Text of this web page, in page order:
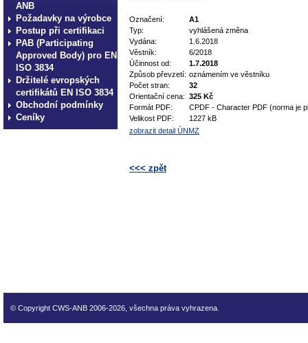
ANB
Požadavky na výrobce
Postup při certifikaci
PAB (Participating
Approved Body) pro EN
ISO 3834
Držitelé evropských
certifikátů EN ISO 3834
Obchodní podmínky
Ceníky
Označení:
A1
Typ:
vyhlášená změna
Vydána:
1.6.2018
Věstník:
6/2018
Účinnost od:
1.7.2018
Způsob převzetí: oznámením ve věstníku
Počet stran:
32
Orientační cena: 325 Kč
Formát PDF:
CPDF - Character PDF (norma je
Velikost PDF:
1227 kB
zobrazit detail ÚNMZ
<<< zpět
© Copyright CWS-ANB 2006-2026, všechna práva vyhrazena.